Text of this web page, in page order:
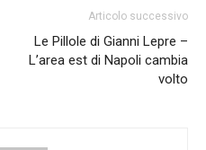
Articolo successivo
Le Pillole di Gianni Lepre –
L’area est di Napoli cambia
volto